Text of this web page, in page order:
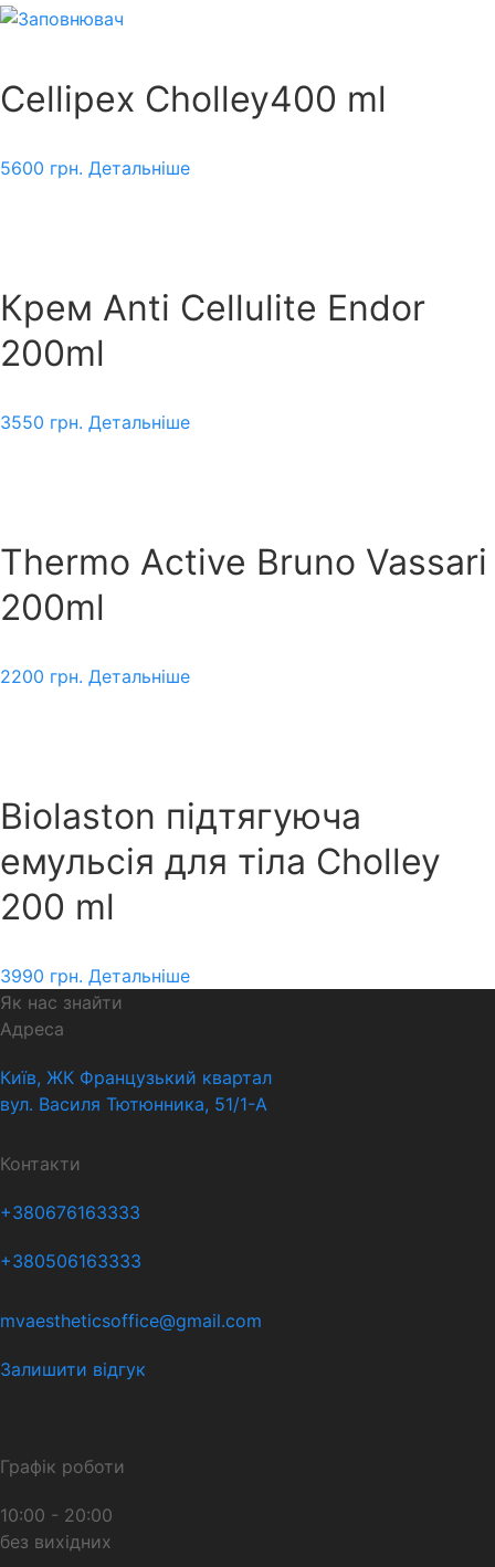
Cellipex Cholley400 ml
5600 грн. Детальніше
Крем Anti Cellulite Endor
200ml
3550 грн. Детальніше
Thermo Active Bruno Vassari
200ml
2200 грн. Детальніше
Biolaston підтягуюча
емульсія для тіла Cholley
200 ml
3990 грн. Детальніше
Як нас знайти
Адреса
Київ, ЖК Французький квартал
вул. Василя Тютюнника, 51/1-А
Контакти
+380676163333
+380506163333
mvaestheticsoffice@gmail.com
Залишити відгук
Графік роботи
10:00 - 20:00
без вихідних